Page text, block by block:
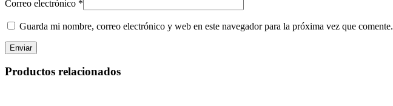
Correo electrónico *
Guarda mi nombre, correo electrónico y web en este navegador para la próxima vez que comente.
Productos relacionados